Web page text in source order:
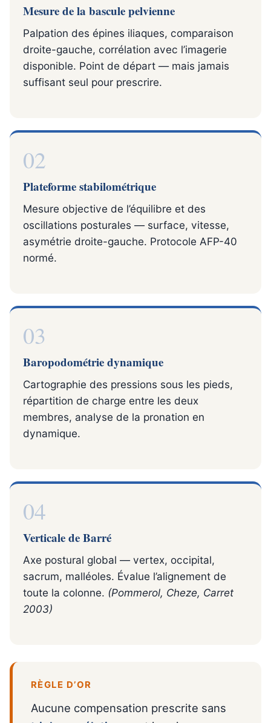
Mesure de la bascule pelvienne
Palpation des épines iliaques, comparaison
droite-gauche, corrélation avec l’imagerie
disponible. Point de départ — mais jamais
suffisant seul pour prescrire.
02
Plateforme stabilométrique
Mesure objective de l’équilibre et des
oscillations posturales — surface, vitesse,
asymétrie droite-gauche. Protocole AFP-40
normé.
03
Baropodométrie dynamique
Cartographie des pressions sous les pieds,
répartition de charge entre les deux
membres, analyse de la pronation en
dynamique.
04
Verticale de Barré
Axe postural global — vertex, occipital,
sacrum, malléoles. Évalue l’alignement de
toute la colonne. (Pommerol, Cheze, Carret
2003)
RÈGLE D’OR
Aucune compensation prescrite sans